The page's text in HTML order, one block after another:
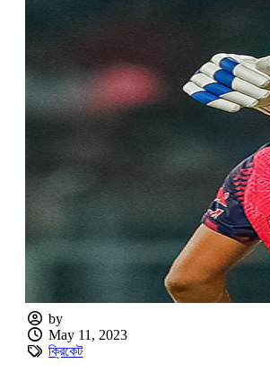
by
May 11, 2023
ক্রিকেট